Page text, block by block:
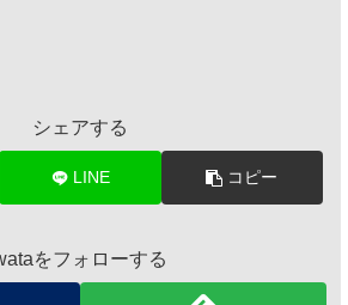
シェアする
LINE コピー
をフォローする